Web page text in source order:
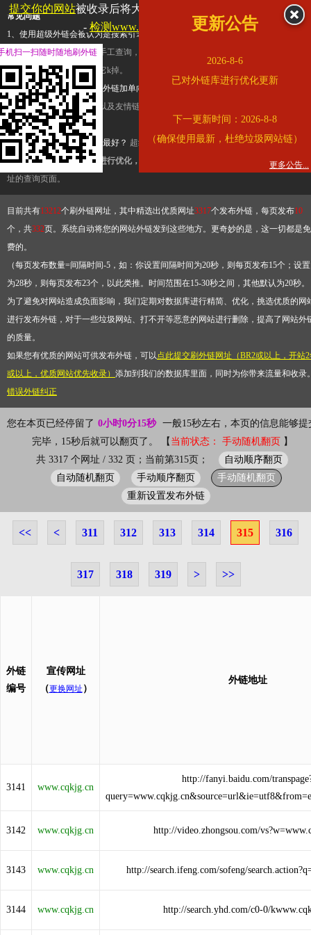
常见问题
1、使用超级外链会被认为是搜索引擎优化作弊吗？ 超级外链只是一个简便而集成
查询工具，模拟的是正常手工查询，不是作弊。如果是作弊，那您可以使用超级外
推广竞争对手的网址，让它k掉。
2、网站优化单纯依靠超级外链加单向链接可行吗？
链，需要结合普通的外链以及友情链接，您可以到站长论坛发布外链，到友情链接
台交换友情链接。
3、如何使用超级外链效果最好？ 超级外链不同于普通的外链，它是动态的链接，
有频繁使用超级外链工具进行优化，才能获得稳定的外链
，最终使搜索引擎收录带
址的查询页面。
目前共有13212个刷外链网址，其中精选出优质网址3317个发布外链，每页发布10
个，共332页。系统自动将您的网站外链发到这些地方。更奇妙的是，这一切都是免
费的。
（每页发布数量=间隔时间-5，如：你设置间隔时间为20秒，则每页发布15个；设置
为28秒，则每页发布23个，以此类推。时间范围在15-30秒之间，其他默认为20秒
为了避免对网站造成负面影响，我们定期对数据库进行精简、优化，挑选优质的网
进行发布外链，对于一些垃圾网站、打不开等恶意的网站进行删除，提高了网站外
的质量。
如果您有优质的网站可供发布外链，可以点此提交刷外链网址（BR2或以上，开站
或以上，优质网站优先收录） 添加到我们的数据库里面，同时为你带来流量和收录
错误外链纠正
您在本页已经停留了 0小时0分15秒 一般15秒左右，本页的信息能够提
完毕，15秒后就可以翻页了。 【 当前状态： 手动随机翻页 】
共 3317 个网址 / 332 页；当前第315页；
自动顺序翻页
自动随机翻页
手动顺序翻页
手动随机翻页
重新设置发布外链
<< < 311 312 313 314 315 316
317 318 319 > >>
外链
编号
宣传网址
（更换网址 ）
外链地址
3141 www.cqkjg.cn
http://fanyi.baidu.com/
3142 www.cqkjg.cn http://video.zhongsou.com/
3143 www.cqkjg.cn http://search.ifeng.com/sofeng/
3144 www.cqkjg.cn http://search.yhd.com/c0-0/
提交你的网站被收录后将大幅提升流量和外链，
查看展示页面
- 检测www.cqkjg.cn是否收录更新公告
2026-8-6
已对外链库进行优化更新
下一更新时间：2026-8-8
（确保使用最新，杜绝垃圾网站链）
更多公告...
机扫一扫随时随地刷外链